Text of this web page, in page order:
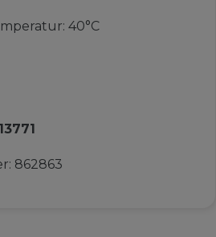
40°C
13771
862863